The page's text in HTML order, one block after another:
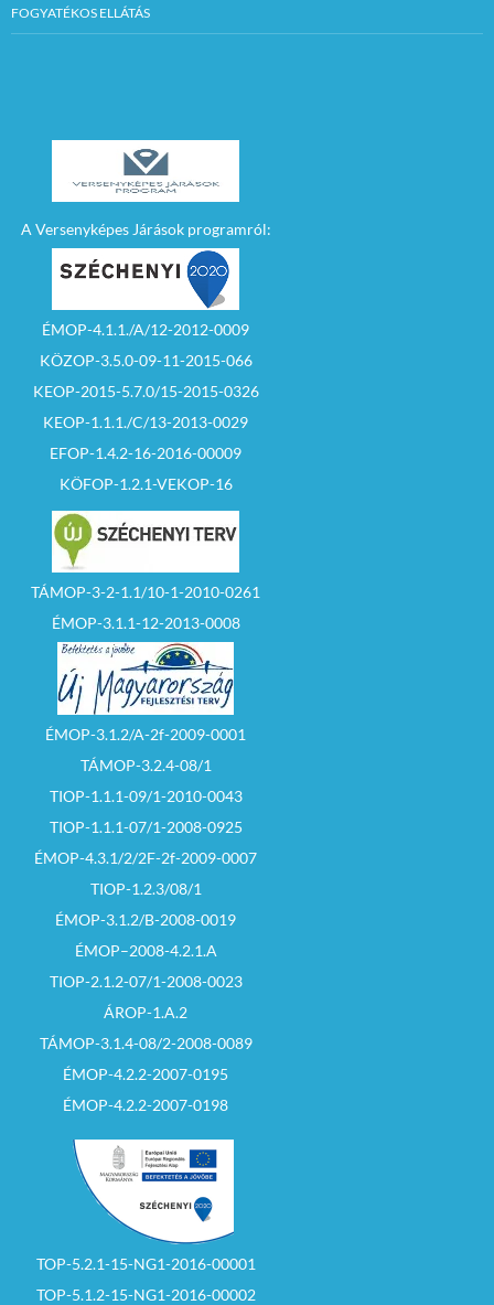
FOGYATÉKOS ELLÁTÁS
A Versenyképes Járások programról:
ÉMOP-4.1.1./A/12-2012-0009
KÖZOP-3.5.0-09-11-2015-066
KEOP-2015-5.7.0/15-2015-0326
KEOP-1.1.1./C/13-2013-0029
EFOP-1.4.2-16-2016-00009
KÖFOP-1.2.1-VEKOP-16
TÁMOP-3-2-1.1/10-1-2010-0261
ÉMOP-3.1.1-12-2013-0008
ÉMOP-3.1.2/A-2f-2009-0001
TÁMOP-3.2.4-08/1
TIOP-1.1.1-09/1-2010-0043
TIOP-1.1.1-07/1-2008-0925
ÉMOP-4.3.1/2/2F-2f-2009-0007
TIOP-1.2.3/08/1
ÉMOP-3.1.2/B-2008-0019
ÉMOP–2008-4.2.1.A
TIOP-2.1.2-07/1-2008-0023
ÁROP-1.A.2
TÁMOP-3.1.4-08/2-2008-0089
ÉMOP-4.2.2-2007-0195
ÉMOP-4.2.2-2007-0198
TOP-5.2.1-15-NG1-2016-00001
TOP-5.1.2-15-NG1-2016-00002